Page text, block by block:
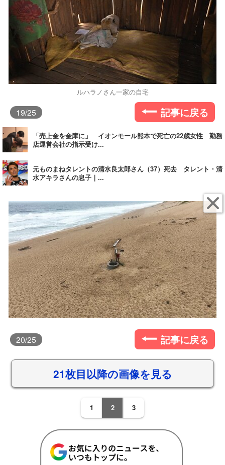
ルハラノさん一家の自宅
19/25 記事に戻る
「売上金を金庫に」 イオンモール熊本で死亡の22歳女性 勤務
店運営会社の指示受け...
元ものまねタレントの清水良太郎さん（37）死去 タレント・清
水アキラさんの息子｜...
20/25 記事に戻る
21枚目以降の画像を見る
1 2 3